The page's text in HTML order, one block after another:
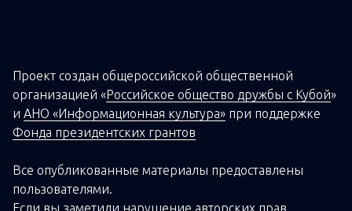
Проект создан общероссийской общественной
организацией «Российское общество дружбы с Кубой»
и АНО «Информационная культура» при поддержке
Фонда президентских грантов
Все опубликованные материалы предоставлены
пользователями.
Если вы заметили нарушение авторских прав,